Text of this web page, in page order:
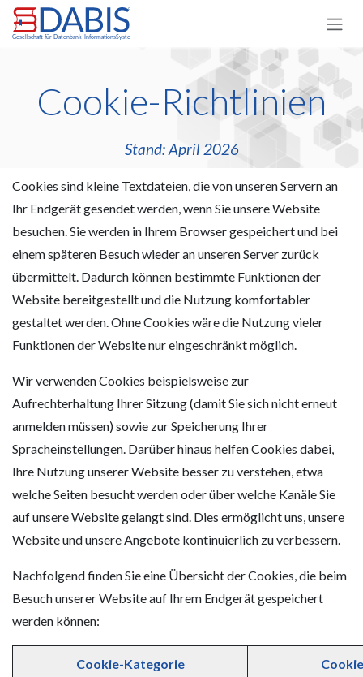
Zum Inhalt springen
Cookie-Richtlinien
Stand: April 2026
Cookies sind kleine Textdateien, die von unseren Servern an
Ihr Endgerät gesendet werden, wenn Sie unsere Website
besuchen. Sie werden in Ihrem Browser gespeichert und bei
einem späteren Besuch wieder an unseren Server zurück
übermittelt. Dadurch können bestimmte Funktionen der
Website bereitgestellt und die Nutzung komfortabler
gestaltet werden. Ohne Cookies wäre die Nutzung vieler
Funktionen der Website nur eingeschränkt möglich.
Wir verwenden Cookies beispielsweise zur
Aufrechterhaltung Ihrer Sitzung (damit Sie sich nicht erneut
anmelden müssen) sowie zur Speicherung Ihrer
Spracheinstellungen. Darüber hinaus helfen Cookies dabei,
Ihre Nutzung unserer Website besser zu verstehen, etwa
welche Seiten besucht werden oder über welche Kanäle Sie
auf unsere Website gelangt sind. Dies ermöglicht uns, unsere
Website und unsere Angebote kontinuierlich zu verbessern.
Nachfolgend finden Sie eine Übersicht der Cookies, die beim
Besuch unserer Website auf Ihrem Endgerät gespeichert
werden können:
Cookie-Kategorie Cookie